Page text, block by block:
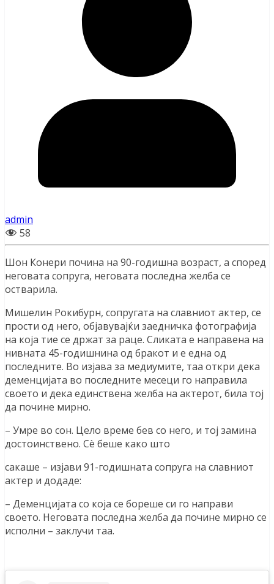
admin
58
Шон Конери почина на 90-годишна возраст, а според
неговата сопруга, неговата последна желба се
остварила.
Мишелин Рокибурн, сопругата на славниот актер, се
прости од него, објавувајќи заедничка фотографија
на која тие се држат за раце. Сликата е направена на
нивната 45-годишнина од бракот и е една од
последните. Во изјава за медиумите, таа откри дека
деменцијата во последните месеци го направила
своето и дека единствена желба на актерот, била тој
да почине мирно.
– Умре во сон. Цело време бев со него, и тој замина
достоинствено. Сè беше како што
сакаше – изјави 91-годишната сопруга на славниот
актер и додаде:
– Деменцијата со која се бореше си го направи
своето. Неговата последна желба да почине мирно се
исполни – заклучи таа.